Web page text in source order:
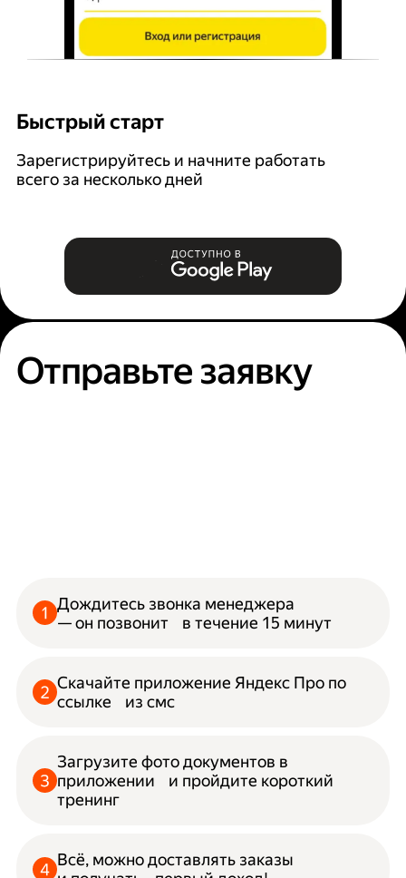
Быстрый старт
Зарегистрируйтесь и начните работать
всего за несколько дней
Отправьте заявку
Дождитесь звонка менеджера
— он позвонит в течение 15 минут
Скачайте приложение Яндекс Про по
ссылке из смс
Загрузите фото документов в
приложении и пройдите короткий
тренинг
Всё, можно доставлять заказы